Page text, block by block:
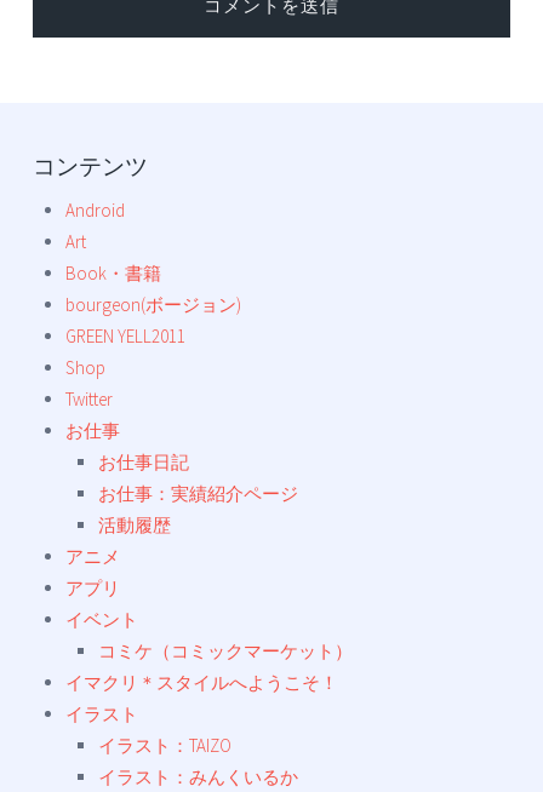
コンテンツ
Android
Art
Book・書籍
bourgeon(ボージョン)
GREEN YELL2011
Shop
Twitter
お仕事
お仕事日記
お仕事：実績紹介ページ
活動履歴
アニメ
アプリ
イベント
コミケ（コミックマーケット）
イマクリ＊スタイルへようこそ！
イラスト
イラスト：TAIZO
イラスト：みんくいるか